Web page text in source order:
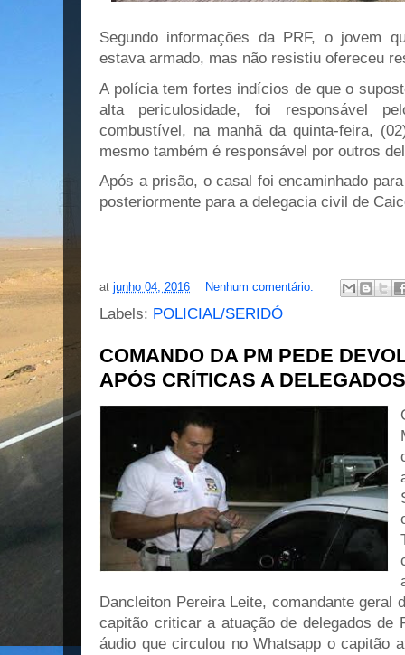
Segundo informações da PRF, o jovem
estava armado, mas não resistiu ofereceu
A polícia tem fortes indícios de que o
alta periculosidade, foi responsável
combustível, na manhã da quinta-feira,
mesmo também é responsável por outros
Após a prisão, o casal foi encaminhado
posteriormente para a delegacia civil de
at junho 04, 2016 Nenhum comentário:
Labels: POLICIAL/SERIDÓ
COMANDO DA PM PEDE
APÓS CRÍTICAS A DELEGADOS
Dancleiton Pereira Leite, comandante geral
capitão criticar a atuação de delegados de
áudio que circulou no Whatsapp o capitão